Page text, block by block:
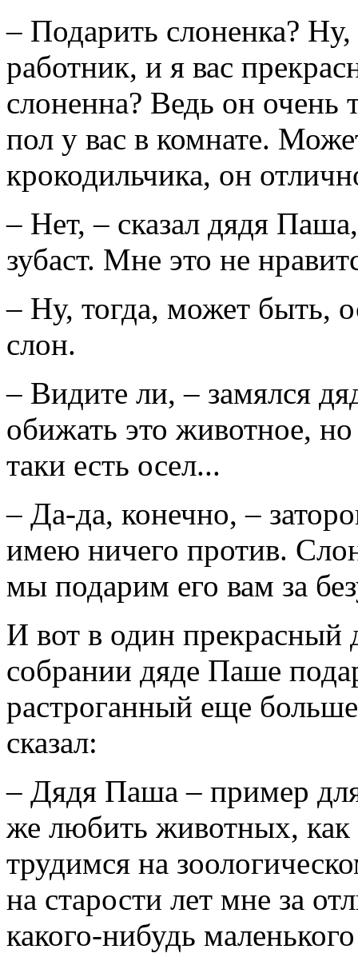
– Подарить слоненка?
работник, и я вас
слоненна? Ведь он
пол у вас в комнате.
крокодильчика, он
– Нет, – сказал дядя
зубаст. Мне это не
– Ну, тогда, может быть,
слон.
– Видите ли, – замялся
обижать это животное,
таки есть осел...
– Да-да, конечно, –
имею ничего против.
мы подарим его вам за
И вот в один прекрасный
собрании дяде Паше
растроганный еще
сказал:
– Дядя Паша – пример
же любить животных,
трудимся на
на старости лет мне за
какого-нибудь